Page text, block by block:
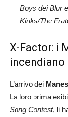
Boys dei Blur
Kinks/The
X-Factor: i
incendiano
L’arrivo dei
La loro prima
Song Contest, li